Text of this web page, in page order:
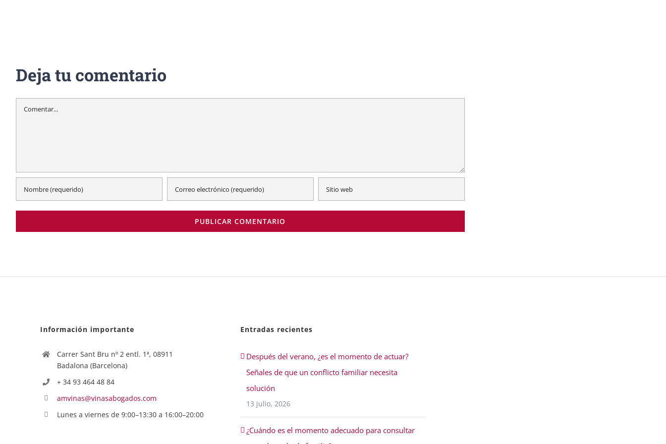
Deja tu comentario
Comentar
Información importante
Carrer Sant Bru nº 2 entl. 1ª, 08911
Badalona (Barcelona)
+ 34 93 464 48 84
amvinas@vinasabogados.com
Lunes a viernes de 9:00–13:30 a 16:00–20:00
Entradas recientes
Después del verano, ¿es el momento de actuar?
Señales de que un conflicto familiar necesita
solución
13 julio, 2026
¿Cuándo es el momento adecuado para consultar